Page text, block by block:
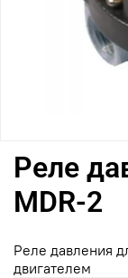
Реле
MDR-2
Реле давления
двигателем